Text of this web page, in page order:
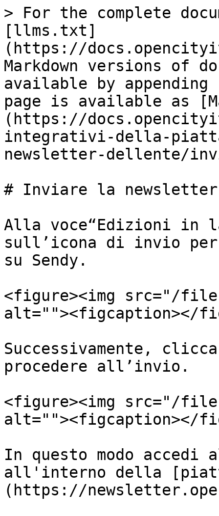
> For the complete
[llms.txt]
(https://
Markdown versions of
available by
page is available as
(https://
integrativi-della-
newsletter-dellente/
# Inviare la newsletter
Alla voce“Edizioni in
sull’icona di invio
su Sendy.
<figure><img src="/files/
alt=""><figcaption></
Successivamente,
procedere all’invio.
<figure><img src="/files/
alt=""><figcaption></
In questo modo
all'interno della
(https://